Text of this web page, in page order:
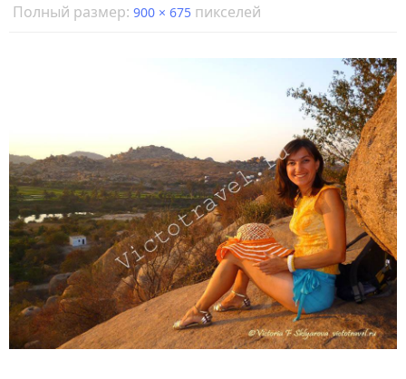
Полный размер: 900 × 675 пикселей